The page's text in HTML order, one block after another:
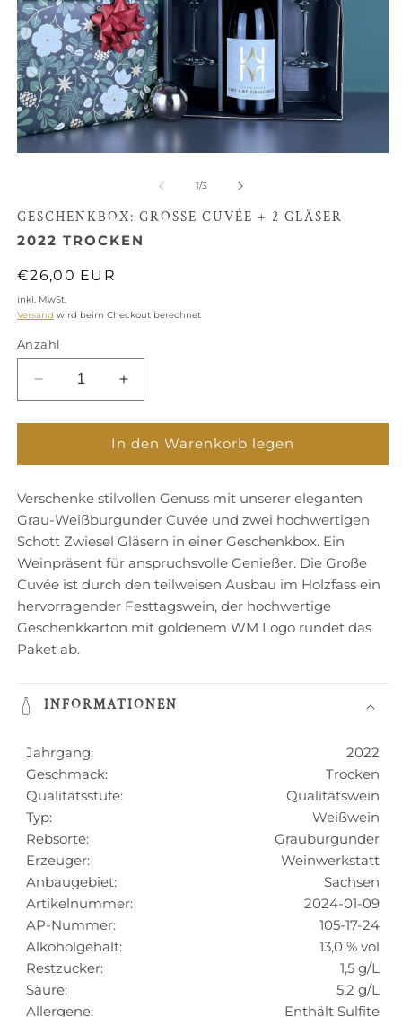
öffnen
1/von
3
GESCHENKBOX: GROSSE CUVÉE + 2 GLÄSER
2022 TROCKEN
Normaler
Preis
€26,00 EUR
inkl. MwSt.
Versand wird beim Checkout berechnet
Anzahl
Verringere
die
Menge
Geschenkbox:
Cuvée
+
2
Gläser
Erhöhe
die
Menge
für
Geschenkbox:
Cuvée
+
2
Gläser
In den Warenkorb legen
Verschenke stilvollen Genuss mit unserer eleganten
Grau-Weißburgunder Cuvée und zwei hochwertigen
Schott Zwiesel Gläsern in einer Geschenkbox. Ein
Weinpräsent für anspruchsvolle Genießer. Die Große
Cuvée ist durch den teilweisen Ausbau im Holzfass ein
hervorragender Festtagswein, der hochwertige
Geschenkkarton mit goldenem WM Logo rundet das
Paket ab.
INFORMATIONEN
Jahrgang:
2022
Geschmack:
Trocken
Qualitätsstufe:
Qualitätswein
Typ:
Weißwein
Rebsorte:
Grauburgunder
Erzeuger:
Weinwerkstatt
Anbaugebiet:
Sachsen
Artikelnummer:
2024-01-09
AP-Nummer:
105-17-24
Alkoholgehalt:
13,0 % vol
Restzucker:
1,5 g/L
Säure:
5,2 g/L
Allergene:
Enthält Sulfite